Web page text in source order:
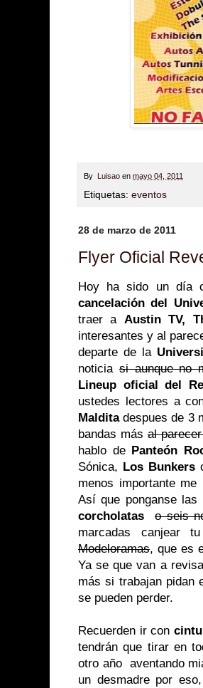
By Luisao en mayo 04, 2011
Etiquetas: eventos
28 de marzo de 2011
Flyer Oficial
Hoy ha sido un día
cancelación del
traer a Austin TV,
interesantes y al
departe de la
noticiasi aunque no
Lineup oficial del
ustedes lectores a
Malditadespues de 3
bandas másal
hablo de Panteón
Sónica, Los Bunkers
menos importante me
Así que ponganse
corcholatas
o seis
marcadas canjear
Modeloramas, que es
Ya se que van a
más si trabajan pidan
se pueden perder.
Recuerden ir con
tendrán que tirar en
otro año aventando
un desmadre por